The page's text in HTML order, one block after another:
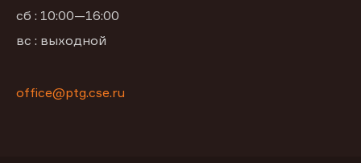
сб : 10:00—16:00
вс : выходной
office@ptg.cse.ru